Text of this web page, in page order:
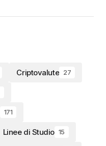
Criptovalute 27
171
Linee di Studio 15